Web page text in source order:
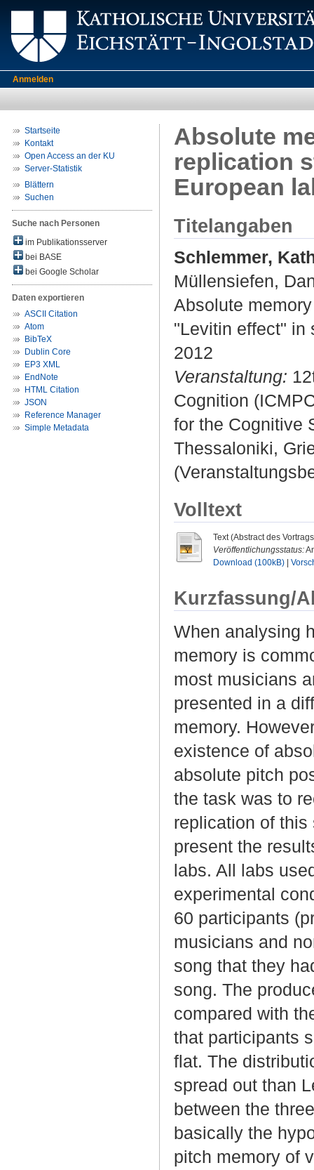
Anmelden
Startseite
Kontakt
Open Access an der KU
Server-Statistik
Blättern
Suchen
Suche nach Personen
im Publikationsserver
bei BASE
bei Google Scholar
Daten exportieren
ASCII Citation
Atom
BibTeX
Dublin Core
EP3 XML
EndNote
HTML Citation
JSON
Reference Manager
Simple Metadata
Absolute
replication
European
Titelangaben
Schlemmer,
Müllensiefen,
Absolute
"Levitin effect" in
2012
Veranstaltung:
Cognition
for the Cognitive
Thessaloniki,
Volltext
Text (Abstract des
Veröffentlichungsstatus:
Download (100kB)
Kurzfassung/
When analysing
memory is
most musicians
presented in a
memory.
existence of
absolute pitch
the task was to
replication of
present the
labs. All labs
experimental
60 participants
musicians and
song that they
song. The
compared with
that participants
flat. The
spread out than
between the
basically the
pitch memory of